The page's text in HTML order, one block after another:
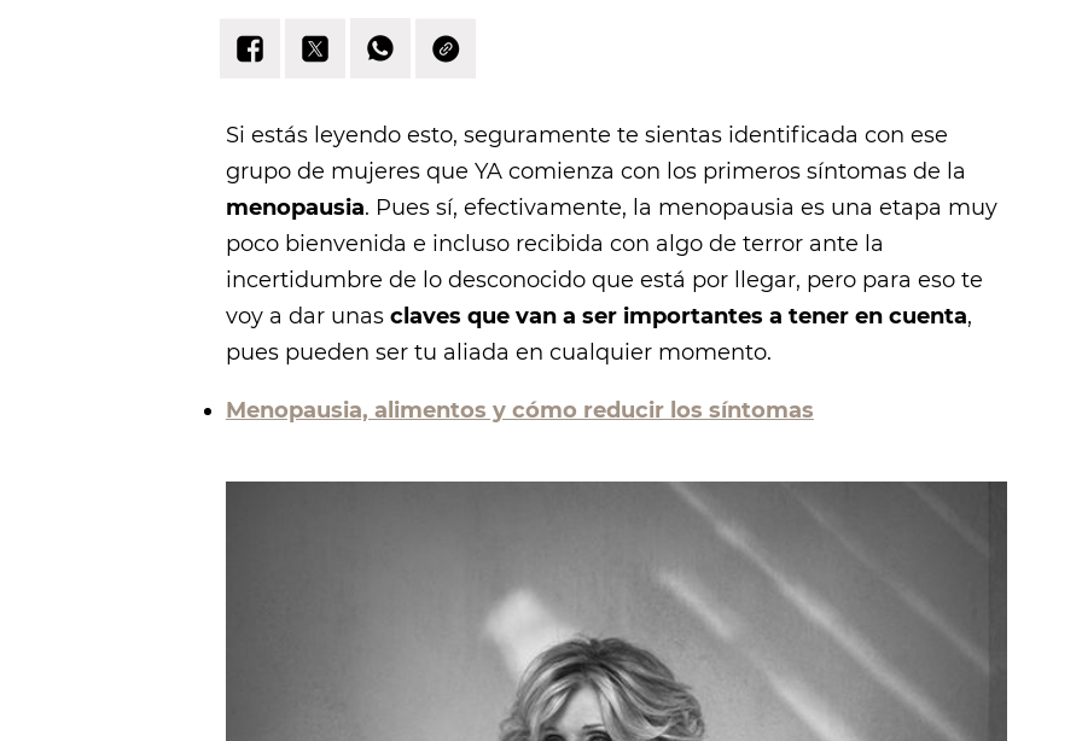
Siempre estoy dispuesta a compartir mi experiencia y conocimientos para brindar
saludables en su propia piel.
Si estás leyendo esto, seguramente te sientas identificada con ese
grupo de mujeres que YA comienza con los primeros síntomas de la
menopausia. Pues sí, efectivamente, la menopausia es una etapa muy
poco bienvenida e incluso recibida con algo de terror ante la
incertidumbre de lo desconocido que está por llegar, pero para eso te
voy a dar unasclaves que van a ser importantes a tener en cuenta,
pues pueden ser tu aliada en cualquier momento.
Menopausia, alimentos y cómo reducir los síntomas